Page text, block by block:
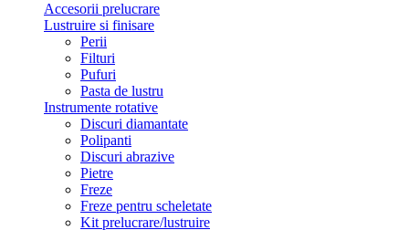
Accesorii prelucrare
Lustruire si finisare
Perii
Filturi
Pufuri
Pasta de lustru
Instrumente rotative
Discuri diamantate
Polipanti
Discuri abrazive
Pietre
Freze
Freze pentru scheletate
Kit prelucrare/lustruire